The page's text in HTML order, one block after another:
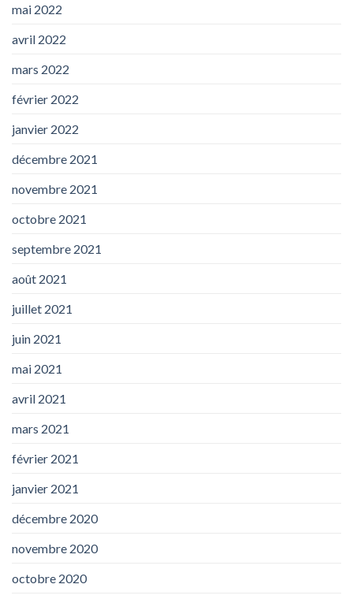
mai 2022
avril 2022
mars 2022
février 2022
janvier 2022
décembre 2021
novembre 2021
octobre 2021
septembre 2021
août 2021
juillet 2021
juin 2021
mai 2021
avril 2021
mars 2021
février 2021
janvier 2021
décembre 2020
novembre 2020
octobre 2020